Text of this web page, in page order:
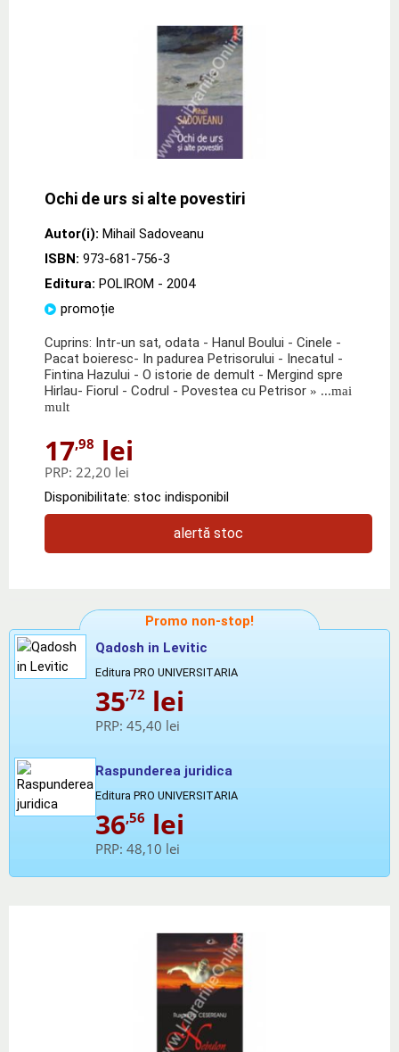
Ochi de urs si alte povestiri
Autor(i): Mihail Sadoveanu
ISBN: 973-681-756-3
Editura: POLIROM - 2004
promoție
Cuprins: Intr-un sat, odata - Hanul Boului - Cinele -
Pacat boieresc- In padurea Petrisorului - Inecatul -
Fintina Hazului - O istorie de demult - Mergind spre
Hirlau- Fiorul - Codrul - Povestea cu Petrisor » ...mai
mult
17,98 lei
PRP: 22,20 lei
Disponibilitate: stoc indisponibil
alertă stoc
Promo non-stop!
Qadosh in Levitic
Editura PRO UNIVERSITARIA
35,72 lei
PRP: 45,40 lei
Raspunderea juridica
Editura PRO UNIVERSITARIA
36,56 lei
PRP: 48,10 lei